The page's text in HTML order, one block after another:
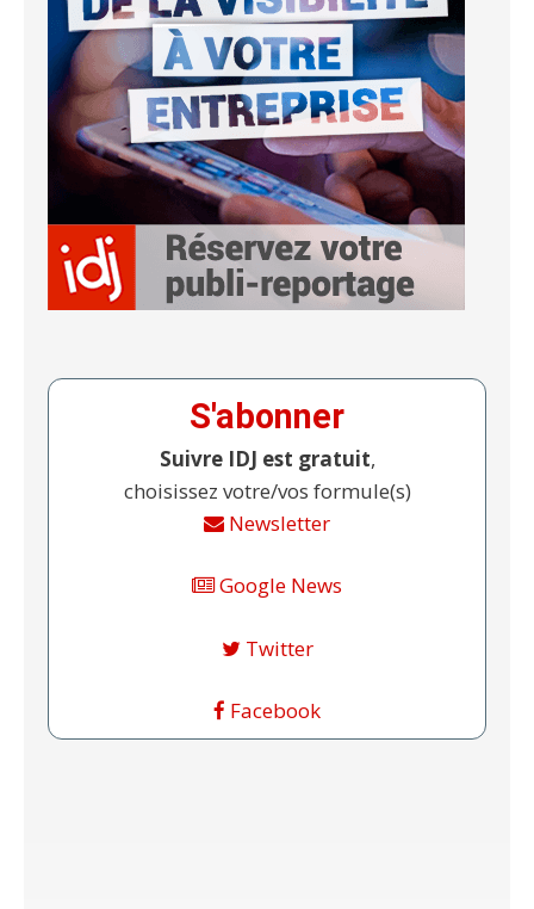
S'abonner
Suivre IDJ est gratuit,
choisissez votre/vos formule(s)
Newsletter
Google News
Twitter
Facebook